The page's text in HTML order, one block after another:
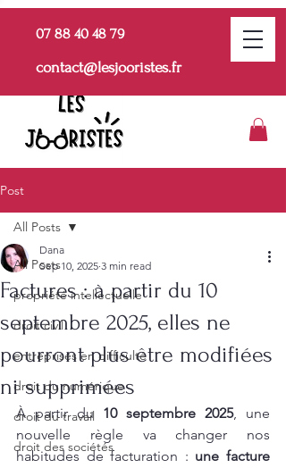
07 88 40 48 79
contact@lesjooristes.fr
Post
All Posts
propriété intellectuelle
droit civil
entreprises en difficulté
droit du numérique
droit du travail
droit des sociétés
All Posts
Factures : à partir du 10
septembre 2025, elles ne
pourront plus être modifiées
ni supprimées
Dana
Sep 10, 2025 3 min read
À partir du 10 septembre 2025, une
nouvelle règle va changer nos
habitudes de facturation : une facture